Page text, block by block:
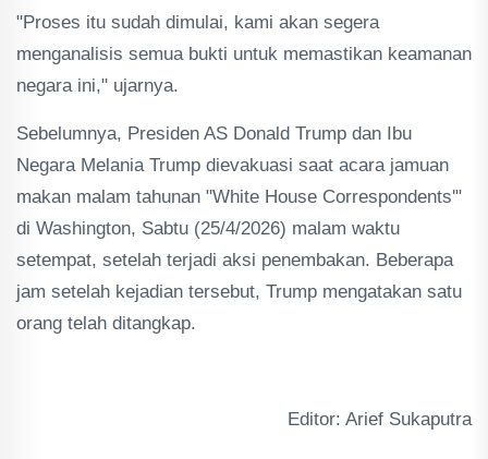
"Proses itu sudah dimulai, kami akan segera
menganalisis semua bukti untuk memastikan keamanan
negara ini," ujarnya.
Sebelumnya, Presiden AS Donald Trump dan Ibu
Negara Melania Trump dievakuasi saat acara jamuan
makan malam tahunan "White House Correspondents'"
di Washington, Sabtu (25/4/2026) malam waktu
setempat, setelah terjadi aksi penembakan. Beberapa
jam setelah kejadian tersebut, Trump mengatakan satu
orang telah ditangkap.
Editor: Arief Sukaputra